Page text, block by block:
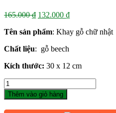
165.000₫ Giá
là:
132.000 ₫Giá
tại
Tên sản phẩm: Khay gỗ chữ nhật
Chất liệu: gỗ beech
Kích thước: 30 x 12 cm
Số
lượng
Thêm vào giỏ hàng